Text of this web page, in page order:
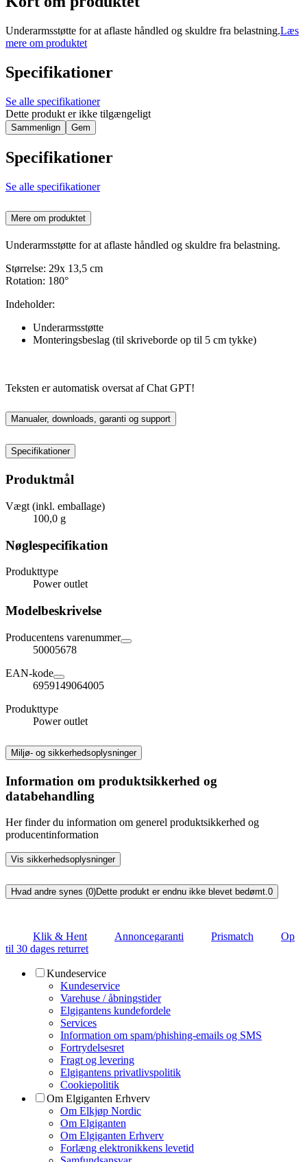
Underarmsstøtte for at aflaste håndled og skuldre fra belastning.Læs
mere om produktet
Specifikationer
Se alle specifikationer
Dette produkt er ikke tilgængeligt
Sammenlign Gem
Specifikationer
Se alle specifikationer
Mere om produktet
Underarmsstøtte for at aflaste håndled og skuldre fra belastning.
Størrelse: 29x 13,5 cm
Rotation: 180°
Indeholder:
Underarmsstøtte
Monteringsbeslag (til skriveborde op til 5 cm tykke)
Teksten er automatisk oversat af Chat GPT!
Manualer, downloads, garanti og support
Specifikationer
Produktmål
Vægt (inkl. emballage)
100,0 g
Nøglespecifikation
Produkttype
Power outlet
Modelbeskrivelse
Producentens varenummer
50005678
EAN-kode
6959149064005
Produkttype
Power outlet
Miljø- og sikkerhedsoplysninger
Information om produktsikkerhed og
databehandling
Her finder du information om generel produktsikkerhed og
producentinformation
Vis sikkerhedsoplysninger
Hvad andre synes (0)Dette produkt er endnu ikke blevet bedømt.0
Klik & Hent Annoncegaranti Prismatch
Op
til 30 dages returret
Kundeservice
Kundeservice
Varehuse / åbningstider
Elgigantens kundefordele
Services
Information om spam/phishing-emails og SMS
Fortrydelsesret
Fragt og levering
Elgigantens privatlivspolitik
Cookiepolitik
Om Elgiganten Erhverv
Om Elkjøp Nordic
Om Elgiganten
Om Elgiganten Erhverv
Forlæng elektronikkens levetid